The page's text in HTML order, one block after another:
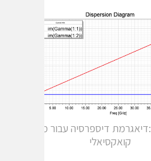
איור מס' 2 :דיאגרמת דיספרסיה עבור מחבר
קואקסיאלי